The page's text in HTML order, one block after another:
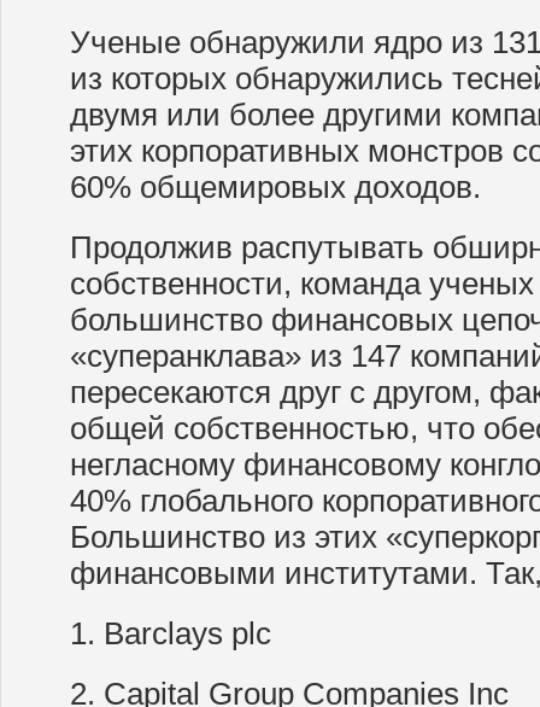
Ученые обнаружили ядро из
из которых обнаружились
двумя или более другими
этих корпоративных монстров
60% общемировых доходов.
Продолжив распутывать
собственности, команда
большинство финансовых
«суперанклава» из 147
пересекаются друг с другом,
общей собственностью, что
негласному финансовому
40% глобального
Большинство из этих
финансовыми институтами.
1. Barclays plc
2. Capital Group Companies Inc